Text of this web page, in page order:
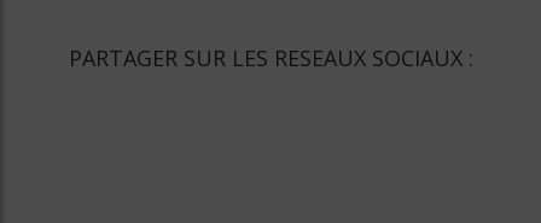
PARTAGER SUR LES RESEAUX SOCIAUX :